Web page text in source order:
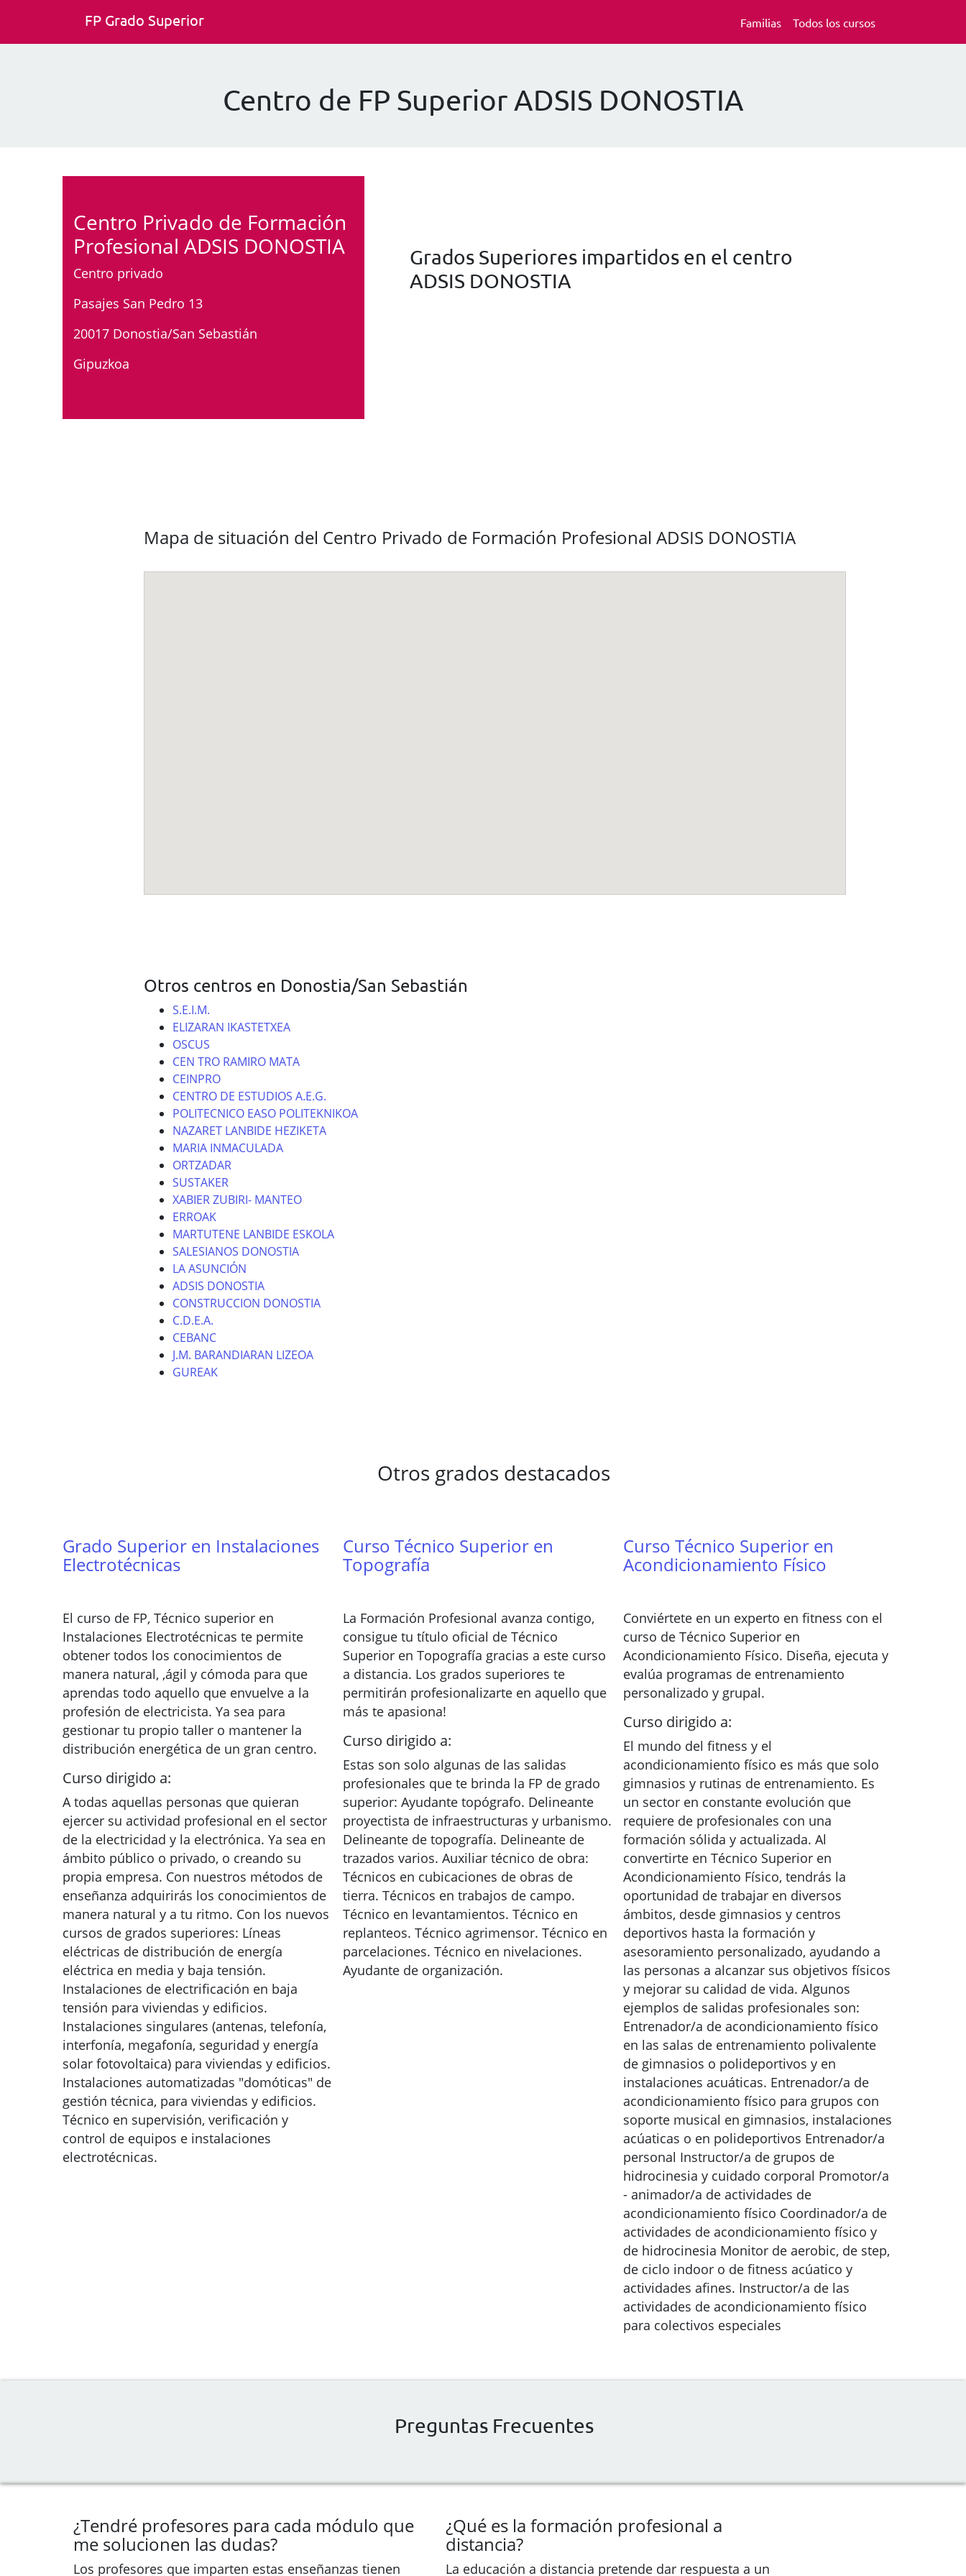
FP Grado Superior Familias Todos los cursos
Centro de FP Superior ADSIS DONOSTIA
Centro Privado de Formación
Profesional ADSIS DONOSTIA
Centro privado
Pasajes San Pedro 13
20017 Donostia/San Sebastián
Gipuzkoa
Grados Superiores impartidos en el centro
ADSIS DONOSTIA
Mapa de situación del Centro Privado de Formación Profesional ADSIS DONOSTIA
Otros centros en Donostia/San Sebastián
S.E.I.M.
ELIZARAN IKASTETXEA
OSCUS
CEN TRO RAMIRO MATA
CEINPRO
CENTRO DE ESTUDIOS A.E.G.
POLITECNICO EASO POLITEKNIKOA
NAZARET LANBIDE HEZIKETA
MARIA INMACULADA
ORTZADAR
SUSTAKER
XABIER ZUBIRI- MANTEO
ERROAK
MARTUTENE LANBIDE ESKOLA
SALESIANOS DONOSTIA
LA ASUNCIÓN
ADSIS DONOSTIA
CONSTRUCCION DONOSTIA
C.D.E.A.
CEBANC
J.M. BARANDIARAN LIZEOA
GUREAK
Otros grados destacados
Grado Superior en Instalaciones
Electrotécnicas
El curso de FP, Técnico superior en
Instalaciones Electrotécnicas te permite
obtener todos los conocimientos de
manera natural, ,ágil y cómoda para que
aprendas todo aquello que envuelve a la
profesión de electricista. Ya sea para
gestionar tu propio taller o mantener la
distribución energética de un gran centro.
Curso dirigido a:
A todas aquellas personas que quieran
ejercer su actividad profesional en el sector
de la electricidad y la electrónica. Ya sea en
ámbito público o privado, o creando su
propia empresa. Con nuestros métodos de
enseñanza adquirirás los conocimientos de
manera natural y a tu ritmo. Con los nuevos
cursos de grados superiores: Líneas
eléctricas de distribución de energía
eléctrica en media y baja tensión.
Instalaciones de electrificación en baja
tensión para viviendas y edificios.
Instalaciones singulares (antenas, telefonía,
interfonía, megafonía, seguridad y energía
solar fotovoltaica) para viviendas y edificios.
Instalaciones automatizadas "domóticas" de
gestión técnica, para viviendas y edificios.
Técnico en supervisión, verificación y
control de equipos e instalaciones
electrotécnicas.
Curso Técnico Superior en
Topografía
La Formación Profesional avanza contigo,
consigue tu título oficial de Técnico
Superior en Topografía gracias a este curso
a distancia. Los grados superiores te
permitirán profesionalizarte en aquello que
más te apasiona!
Curso dirigido a:
Estas son solo algunas de las salidas
profesionales que te brinda la FP de grado
superior: Ayudante topógrafo. Delineante
proyectista de infraestructuras y urbanismo.
Delineante de topografía. Delineante de
trazados varios. Auxiliar técnico de obra:
Técnicos en cubicaciones de obras de
tierra. Técnicos en trabajos de campo.
Técnico en levantamientos. Técnico en
replanteos. Técnico agrimensor. Técnico en
parcelaciones. Técnico en nivelaciones.
Ayudante de organización.
Curso Técnico Superior en
Acondicionamiento Físico
Conviértete en un experto en fitness con el
curso de Técnico Superior en
Acondicionamiento Físico. Diseña, ejecuta y
evalúa programas de entrenamiento
personalizado y grupal.
Curso dirigido a:
El mundo del fitness y el
acondicionamiento físico es más que solo
gimnasios y rutinas de entrenamiento. Es
un sector en constante evolución que
requiere de profesionales con una
formación sólida y actualizada. Al
convertirte en Técnico Superior en
Acondicionamiento Físico, tendrás la
oportunidad de trabajar en diversos
ámbitos, desde gimnasios y centros
deportivos hasta la formación y
asesoramiento personalizado, ayudando a
las personas a alcanzar sus objetivos físicos
y mejorar su calidad de vida. Algunos
ejemplos de salidas profesionales son:
Entrenador/a de acondicionamiento físico
en las salas de entrenamiento polivalente
de gimnasios o polideportivos y en
instalaciones acuáticas. Entrenador/a de
acondicionamiento físico para grupos con
soporte musical en gimnasios, instalaciones
acúaticas o en polideportivos Entrenador/a
personal Instructor/a de grupos de
hidrocinesia y cuidado corporal Promotor/a
- animador/a de actividades de
acondicionamiento físico Coordinador/a de
actividades de acondicionamiento físico y
de hidrocinesia Monitor de aerobic, de step,
de ciclo indoor o de fitness acúatico y
actividades afines. Instructor/a de las
actividades de acondicionamiento físico
para colectivos especiales
Preguntas Frecuentes
¿Tendré profesores para cada módulo que
me solucionen las dudas?
Los profesores que imparten estas enseñanzas tienen
¿Qué es la formación profesional a
distancia?
La educación a distancia pretende dar respuesta a un